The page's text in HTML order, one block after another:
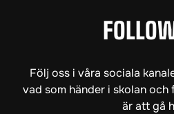
Följ oss i våra sociala
vad som händer i skolan och
är att gå